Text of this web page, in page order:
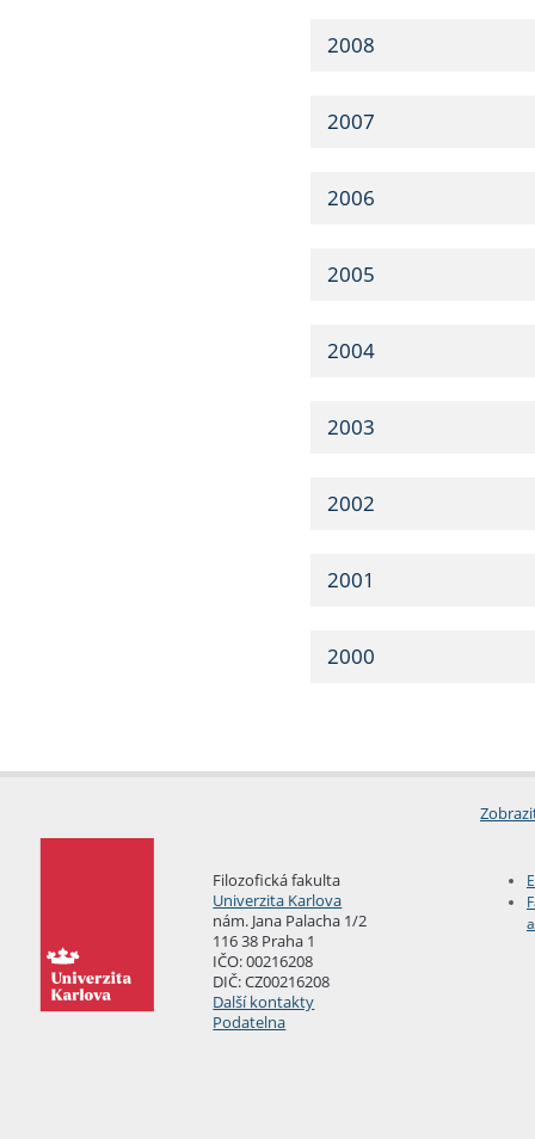
2008
2007
2006
2005
2004
2003
2002
2001
2000
Filozofická fakulta
Univerzita Karlova
nám. Jana Palacha 1/2
116 38 Praha 1
IČO: 00216208
DIČ: CZ00216208
Další kontakty
Podatelna